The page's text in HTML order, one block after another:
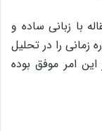
با زبانی ساده و
زمانی را در تحلیل
امر موفق بوده